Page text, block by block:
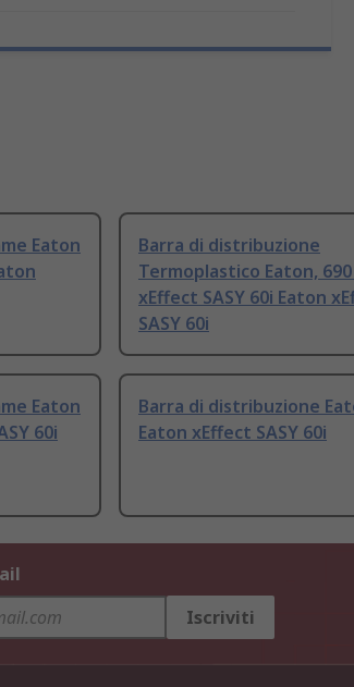
Eaton
Barra di distribuzione
Termoplastico Eaton,
xEffect SASY 60i Eaton
SASY 60i
Eaton
60i
Barra di distribuzione
Eaton xEffect SASY 60i
Iscriviti